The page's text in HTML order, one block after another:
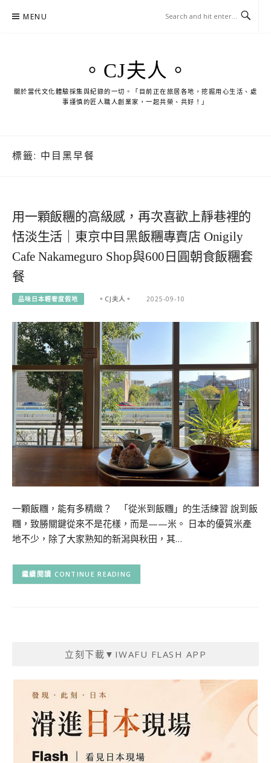
MENU
。CJ夫人。
關於當代文化體驗採集與紀錄的一切。「目前正在旅居各地，挖掘用心生活、處
事謹慎的匠人職人創業家，一起共榮、共好！」
標籤: 中目黑早餐
用一顆飯糰的高級感，再次喜歡上靜巷裡的
恬淡生活｜東京中目黑飯糰專賣店 Onigily
Cafe Nakameguro Shop與600日圓朝食飯糰套
餐
品味日本輕奢度假地 。CJ夫人。 2025-09-10
一顆飯糰，能有多精緻？ 「從米到飯糰」的生活練習 說到飯
糰，致勝關鍵從來不是花樣，而是——米。 日本的優質米產
地不少，除了大家熟知的新潟與秋田，其…
CONTINUE READING
立刻下載▼IWAFU FLASH APP